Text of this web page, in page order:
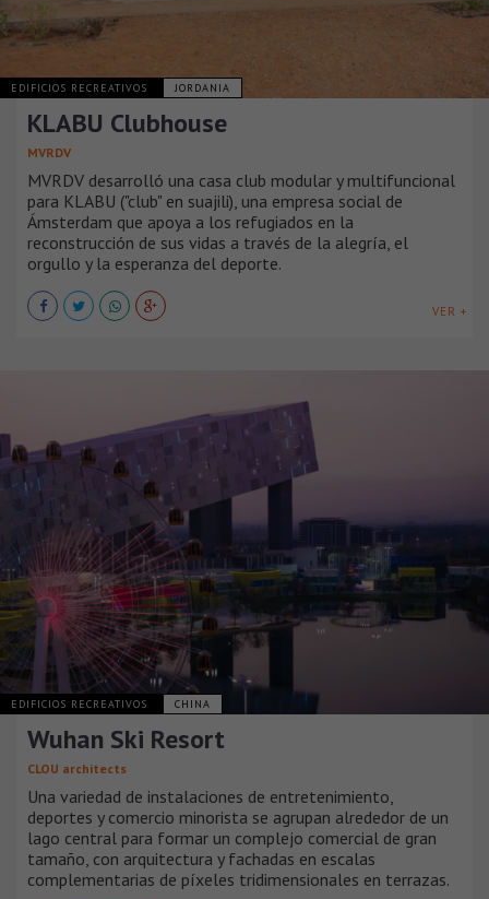
EDIFICIOS RECREATIVOS JORDANIA
KLABU Clubhouse
MVRDV
MVRDV desarrolló una casa club modular y multifuncional
para KLABU ("club" en suajili), una empresa social de
Ámsterdam que apoya a los refugiados en la
reconstrucción de sus vidas a través de la alegría, el
orgullo y la esperanza del deporte.
VER +
EDIFICIOS RECREATIVOS CHINA
Wuhan Ski Resort
CLOU architects
Una variedad de instalaciones de entretenimiento,
deportes y comercio minorista se agrupan alrededor de un
lago central para formar un complejo comercial de gran
tamaño, con arquitectura y fachadas en escalas
complementarias de píxeles tridimensionales en terrazas.